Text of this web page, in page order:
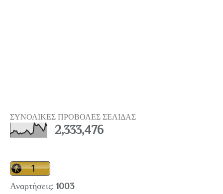
ΣΥΝΟΛΙΚΕΣ ΠΡΟΒΟΛΕΣ ΣΕΛΙΔΑΣ
2,333,476
Αναρτήσεις: 1003